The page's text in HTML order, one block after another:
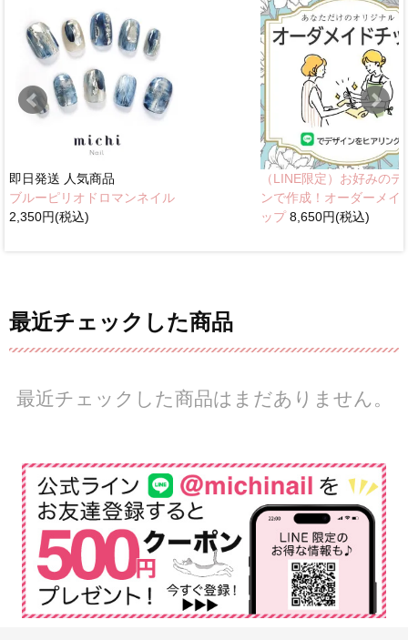
即日発送 人気商品
ブルーピリオドロマンネイル
2,350円(税込)
（LINE限定）お好みのデ
ンで作成！オーダーメイ
ップ8,650円(税込)
最近チェックした商品
最近チェックした商品はまだありません。